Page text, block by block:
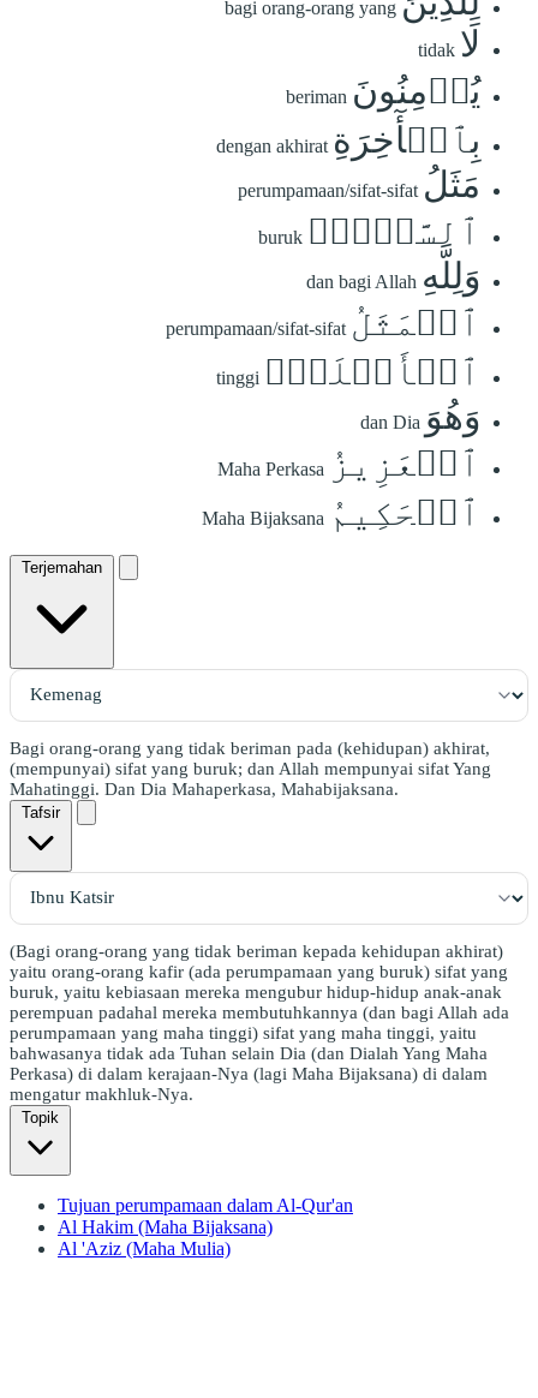
bagi orang-orang yang
لَا tidak
يُؤۡمِنُونَ beriman
بِٱلۡأٓخِرَةِ dengan akhirat
مَثَلُ perumpamaan/sifat-sifat
ٱلسَّوۡءِۖ buruk
وَلِلَّهِ dan bagi Allah
ٱلۡمَثَلُ perumpamaan/sifat-sifat
ٱلۡأَعۡلَىٰۚ tinggi
وَهُوَ dan Dia
ٱلۡعَزِيزُ Maha Perkasa
ٱلۡحَكِيمُ Maha Bijaksana
Terjemahan
Bagi orang-orang yang tidak beriman pada (kehidupan) akhirat,
(mempunyai) sifat yang buruk; dan Allah mempunyai sifat Yang
Mahatinggi. Dan Dia Mahaperkasa, Mahabijaksana.
Tafsir
(Bagi orang-orang yang tidak beriman kepada kehidupan akhirat)
yaitu orang-orang kafir (ada perumpamaan yang buruk) sifat yang
buruk, yaitu kebiasaan mereka mengubur hidup-hidup anak-anak
perempuan padahal mereka membutuhkannya (dan bagi Allah ada
perumpamaan yang maha tinggi) sifat yang maha tinggi, yaitu
bahwasanya tidak ada Tuhan selain Dia (dan Dialah Yang Maha
Perkasa) di dalam kerajaan-Nya (lagi Maha Bijaksana) di dalam
mengatur makhluk-Nya.
Topik
Tujuan perumpamaan dalam Al-Qur'an
Al Hakim (Maha Bijaksana)
Al 'Aziz (Maha Mulia)